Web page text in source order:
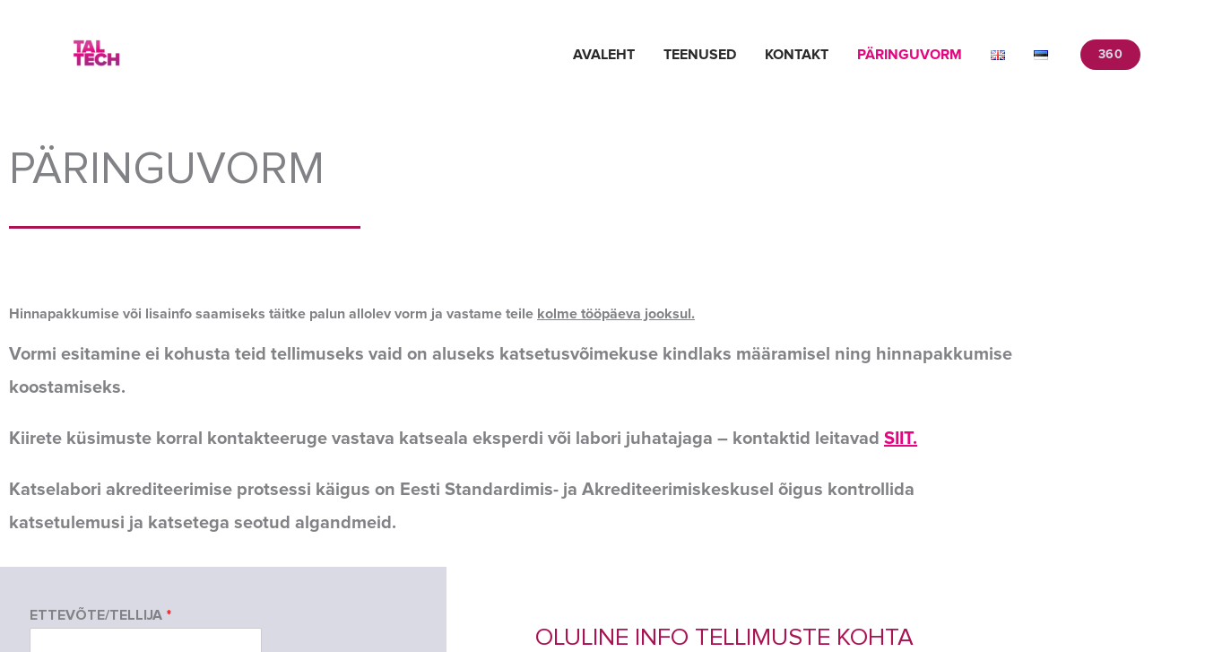
AVALEHT TEENUSED KONTAKT PÄRINGUVORM 360
PÄRINGUVORM
Hinnapakkumise või lisainfo saamiseks täitke palun allolev vorm ja vastame teile kolme tööpäeva jooksul.
Vormi esitamine ei kohusta teid tellimuseks vaid on aluseks katsetusvõimekuse kindlaks määramisel ning hinnapakkumise
koostamiseks.
Kiirete küsimuste korral kontakteeruge vastava katseala eksperdi või labori juhatajaga – kontaktid leitavad SIIT.
Katselabori akrediteerimise protsessi käigus on Eesti Standardimis- ja Akrediteerimiskeskusel õigus kontrollida
katsetulemusi ja katsetega seotud algandmeid.
ETTEVÕTE/TELLIJA *
OLULINE INFO TELLIMUSTE KOHTA